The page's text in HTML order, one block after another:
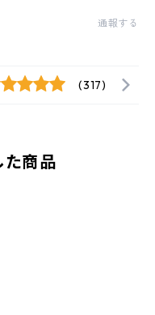
通報する
(317)
た商品